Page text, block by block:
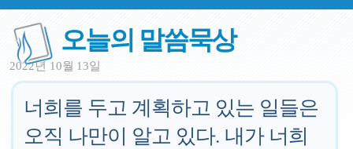
오늘의 말씀묵상
2022년 10월 13일
너희를 두고 계획하고 있는 일들은
오직 나만이 알고 있다. 내가 너희